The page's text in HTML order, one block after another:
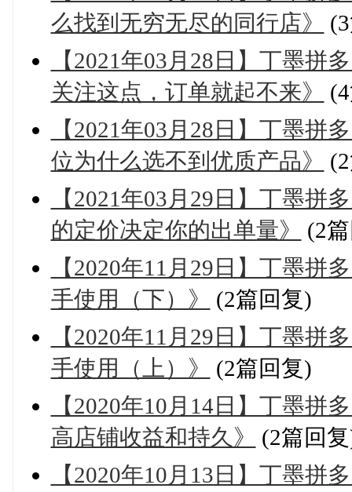
么找到无穷无尽的同行店》
【2021年03月28日】丁墨拼
关注这点，订单就起不来》
【2021年03月28日】丁墨拼
位为什么选不到优质产品》
【2021年03月29日】丁墨拼
的定价决定你的出单量》
(2
【2020年11月29日】丁墨拼
手使用（下）》
(2篇回复)
【2020年11月29日】丁墨拼
手使用（上）》
(2篇回复)
【2020年10月14日】丁墨拼
高店铺收益和持久》
(2篇回
【2020年10月13日】丁墨拼